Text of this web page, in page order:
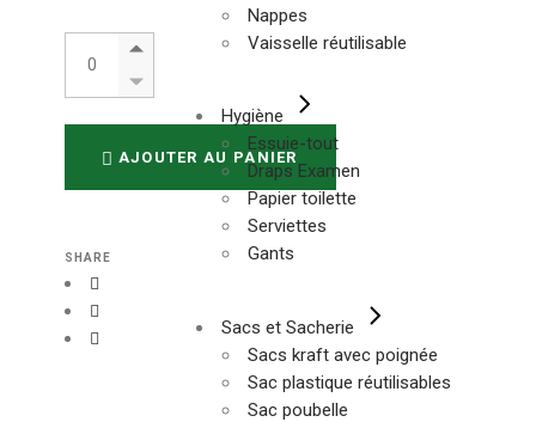
Nappes
Vaisselle réutilisable
Hygiène
Essuie-tout
Draps Examen
Papier toilette
Serviettes
Gants
Sacs et Sacherie
Sacs kraft avec poignée
Sac plastique réutilisables
Sac poubelle
5000 Pailles Strawood 7x40 Noir quantity
AJOUTER AU PANIER
SHARE